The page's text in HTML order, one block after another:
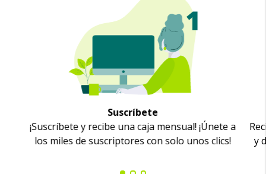
Suscríbete
¡Suscríbete y recibe una caja mensual! ¡Únete a
los miles de suscriptores con solo unos clics!
y